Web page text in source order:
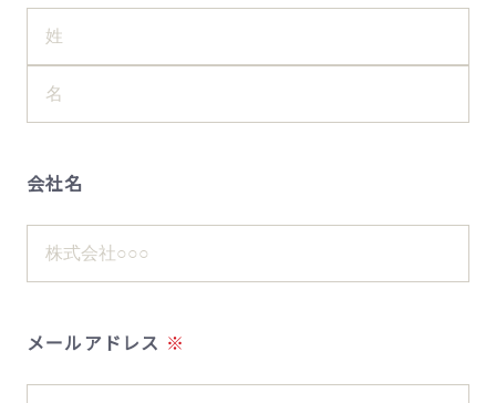
会社名
メールアドレス